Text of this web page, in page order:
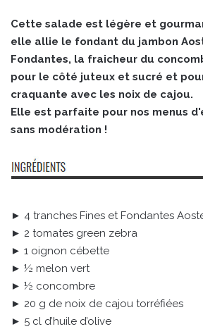
Cette salade est légère et
elle allie le fondant du jambon
Fondantes, la fraicheur du
pour le côté juteux et sucré et
craquante avec les noix de cajou.
Elle est parfaite pour nos menus
sans modération !
► 4 tranches Fines et Fondantes
► 2 tomates green zebra
► 1 oignon cébette
► ½ melon vert
► ½ concombre
► 20 g de noix de cajou torréfiées
► 5 cl d’huile d’olive